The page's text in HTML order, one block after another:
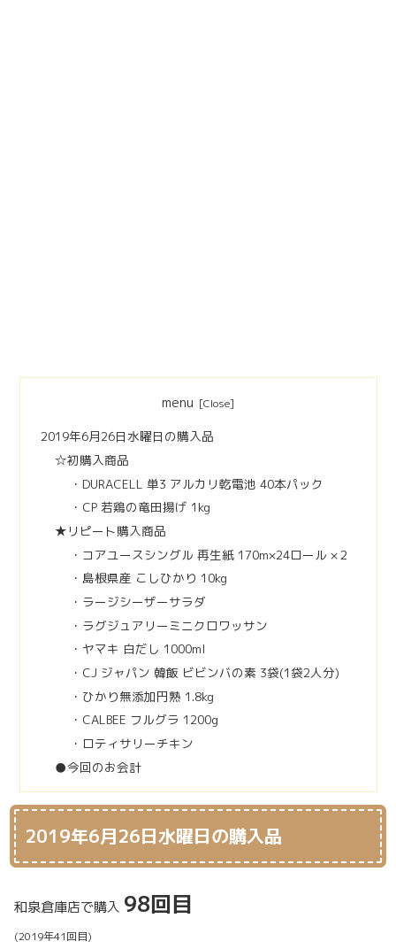
menu
2019年6月26日水曜日の購入品
☆初購入商品
・DURACELL 単3 アルカリ乾電池 40本パック
・CP 若鶏の竜田揚げ 1kg
★リピート購入商品
・コアユースシングル 再生紙 170m×24ロール ×２
・島根県産 こしひかり 10kg
・ラージシーザーサラダ
・ラグジュアリーミニクロワッサン
・ヤマキ 白だし 1000ml
・CJ ジャパン 韓飯 ビビンバの素 3袋(1袋2人分)
・ひかり無添加円熟 1.8kg
・CALBEE フルグラ 1200g
・ロティサリーチキン
●今回のお会計
2019年6月26日水曜日の購入品
和泉倉庫店で購入 98回目
(2019年41回目)